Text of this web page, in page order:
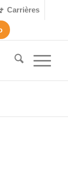
Carrières